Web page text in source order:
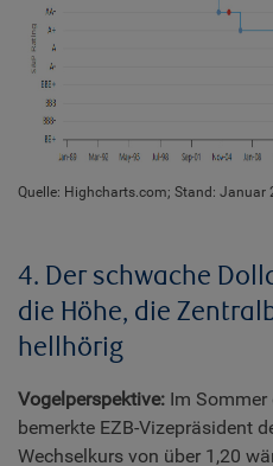
Quelle: Highcharts.com; Stand: Januar
4. Der schwache
die Höhe, die
hellhörig
Vogelperspektive: Im Sommer
bemerkte EZB-Vizepräsident
Wechselkurs von über 1,20